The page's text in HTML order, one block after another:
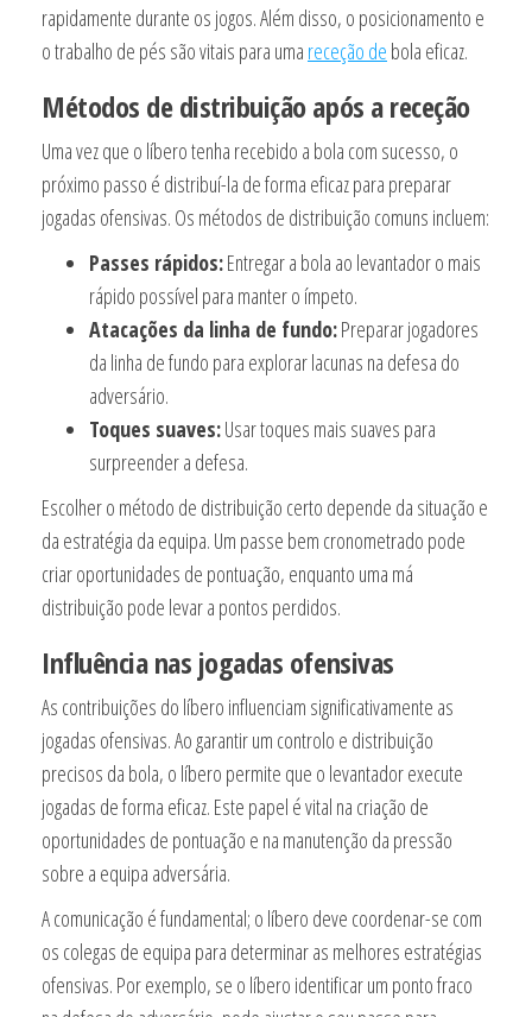
rapidamente durante os jogos. Além disso, o posicionamento e
o trabalho de pés são vitais para uma receção de bola eficaz.
Métodos de distribuição após a receção
Uma vez que o líbero tenha recebido a bola com sucesso, o
próximo passo é distribuí-la de forma eficaz para preparar
jogadas ofensivas. Os métodos de distribuição comuns incluem:
Passes rápidos:Entregar a bola ao levantador o mais
rápido possível para manter o ímpeto.
Atacações da linha de fundo:Preparar jogadores
da linha de fundo para explorar lacunas na defesa do
adversário.
Toques suaves:Usar toques mais suaves para
surpreender a defesa.
Escolher o método de distribuição certo depende da situação e
da estratégia da equipa. Um passe bem cronometrado pode
criar oportunidades de pontuação, enquanto uma má
distribuição pode levar a pontos perdidos.
Influência nas jogadas ofensivas
As contribuições do líbero influenciam significativamente as
jogadas ofensivas. Ao garantir um controlo e distribuição
precisos da bola, o líbero permite que o levantador execute
jogadas de forma eficaz. Este papel é vital na criação de
oportunidades de pontuação e na manutenção da pressão
sobre a equipa adversária.
A comunicação é fundamental; o líbero deve coordenar-se com
os colegas de equipa para determinar as melhores estratégias
ofensivas. Por exemplo, se o líbero identificar um ponto fraco